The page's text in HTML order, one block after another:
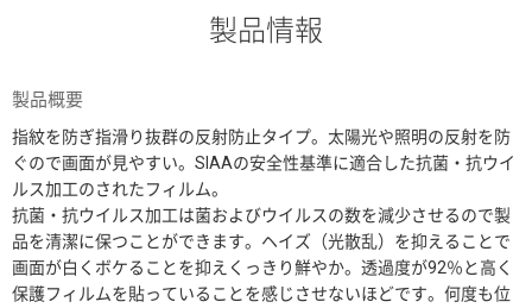
製品情報
製品概要
指紋を防ぎ指滑り抜群の反射防止タイプ。太陽光や照明の反射を防
ぐので画面が見やすい。SIAAの安全性基準に適合した抗菌・抗ウイ
ルス加工のされたフィルム。
抗菌・抗ウイルス加工は菌およびウイルスの数を減少させるので製
品を清潔に保つことができます。ヘイズ（光散乱）を抑えることで
画面が白くボケることを抑えくっきり鮮やか。透過度が92％と高く
保護フィルムを貼っていることを感じさせないほどです。何度も位